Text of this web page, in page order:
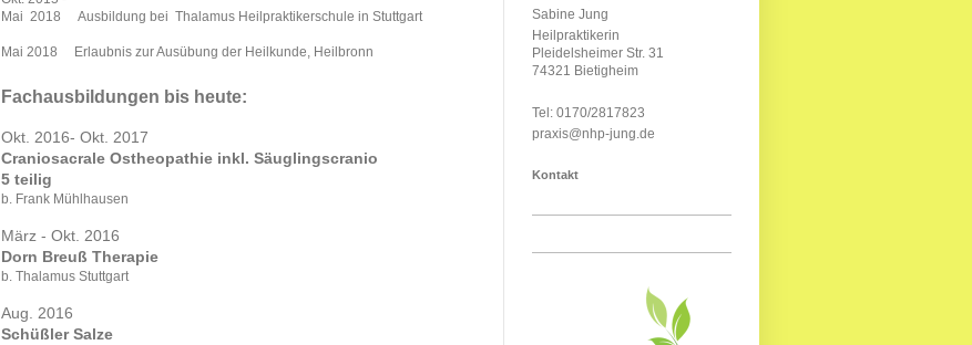
Mai 2018 Ausbildung bei Thalamus Heilpraktikerschule in Stuttgart
Mai 2018 Erlaubnis zur Ausübung der Heilkunde, Heilbronn
Fachausbildungen bis heute:
Okt. 2016- Okt. 2017
Craniosacrale Ostheopathie inkl. Säuglingscranio
5 teilig
b. Frank Mühlhausen
März - Okt. 2016
Dorn Breuß Therapie
b. Thalamus Stuttgart
Aug. 2016
Schüßler Salze
Sabine Jung
Heilpraktikerin
Pleidelsheimer Str. 31
74321 Bietigheim
Tel: 0170/2817823
praxis@nhp-jung.de
Kontakt